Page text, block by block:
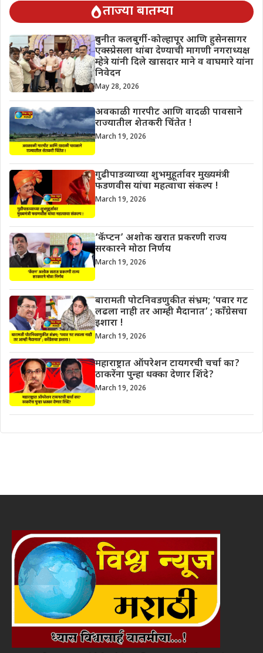
ताज्या बातम्या
दुधनीत कलबुर्गी-कोल्हापूर आणि हुसेनसागर
एक्स्प्रेसला थांबा देण्याची मागणी नगराध्यक्ष
म्हेत्रे यांनी दिले खासदार माने व वाघमारे यांना
निवेदन
May 28, 2026
अवकाळी गारपीट आणि वादळी पावसाने
राज्यातील शेतकरी चिंतेत !
March 19, 2026
गुढीपाडव्याच्या शुभमुहूर्तावर मुख्यमंत्री
फडणवीस यांचा महत्वाचा संकल्प !
March 19, 2026
‘कॅप्टन’ अशोक खरात प्रकरणी राज्य
सरकारने मोठा निर्णय
March 19, 2026
बारामती पोटनिवडणुकीत संभ्रम; ‘पवार गट
लढला नाही तर आम्ही मैदानात’ ; काँग्रेसचा
इशारा !
March 19, 2026
महाराष्ट्रात ऑपरेशन टायगरची चर्चा का?
ठाकरेंना पुन्हा धक्का देणार शिंदे?
March 19, 2026